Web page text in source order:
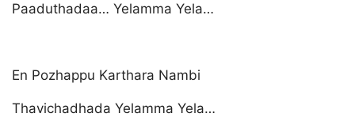
Paaduthadaa… Yelamma Yela…
En Pozhappu Karthara Nambi
Thavichadhada Yelamma Yela…